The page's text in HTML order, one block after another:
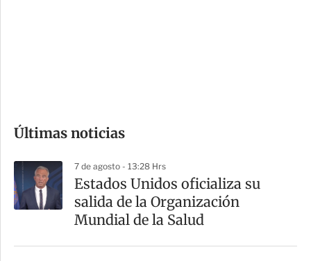
m
a
r
t
Últimas noticias
7 de agosto - 13:28 Hrs
Estados Unidos oficializa su
salida de la Organización
Mundial de la Salud